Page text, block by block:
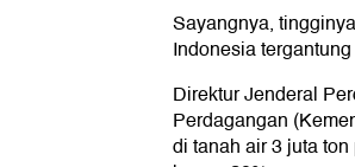
Sayangnya,
Indonesia
Direktur Jenderal
Perdagangan
di tanah air 3 juta